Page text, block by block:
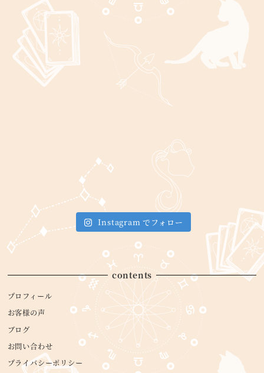
Instagram でフォロー
contents
プロフィール
お客様の声
ブログ
お問い合わせ
プライバシーポリシー